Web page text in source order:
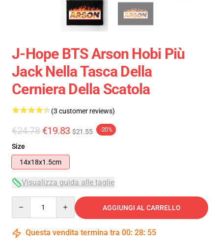
J-Hope BTS Arson Hobi Più
Jack Nella Tasca Della
Cerniera Della Scatola
(3 customer reviews)
€24.78 €19.83 $21.55 -20%
Size
14x18x1.5cm
Visualizza guida alle taglie
AGGIUNGI AL CARRELLO
Questa vendita termina tra 00: 28: 54